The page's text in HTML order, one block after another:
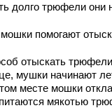
долго трюфели они
помогают
отыскать
мушки начинают
месте мошки
мякотью